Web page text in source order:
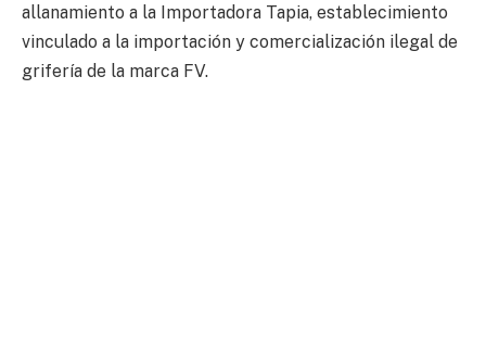
allanamiento a la Importadora Tapia, establecimiento
vinculado a la importación y comercialización ilegal de
grifería de la marca FV.